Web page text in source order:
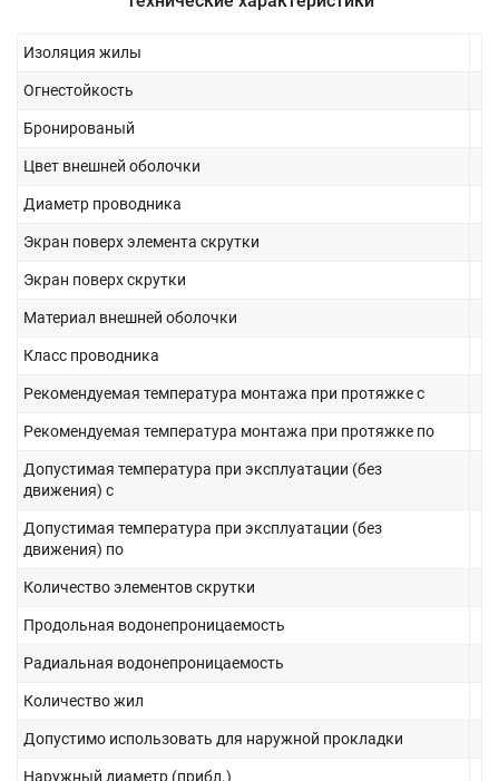
Изоляция жилы
Огнестойкость
Бронированый
Цвет внешней оболочки
Диаметр проводника
Экран поверх элемента скрутки
Экран поверх скрутки
Материал внешней оболочки
Класс проводника
Рекомендуемая температура монтажа при протяжке с
Рекомендуемая температура монтажа при протяжке по
Допустимая температура при эксплуатации (без
движения) с
Допустимая температура при эксплуатации (без
движения) по
Количество элементов скрутки
Продольная водонепроницаемость
Радиальная водонепроницаемость
Количество жил
Допустимо использовать для наружной прокладки
Наружный диаметр (прибл.)